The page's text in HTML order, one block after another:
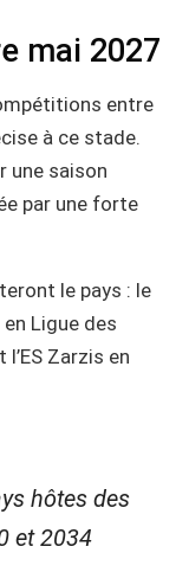
mai 2027
entre
à ce stade.
une saison
par une forte
le pays : le
Ligue des
Zarzis en
hôtes des
et 2034